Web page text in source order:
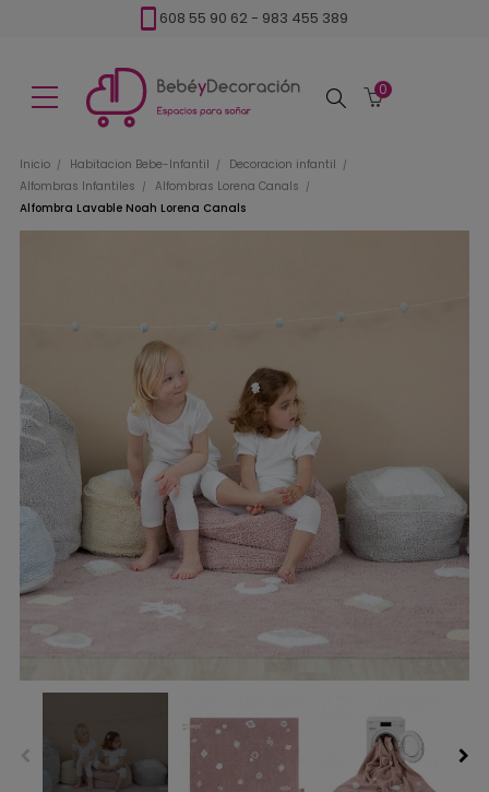
608 55 90 62 - 983 455 389
Buscar
0
Inicio Habitacion Bebe-Infantil
Decoracion infantil
Alfombras Infantiles
Alfombras Lorena Canals
Alfombra Lavable Noah Lorena Canals